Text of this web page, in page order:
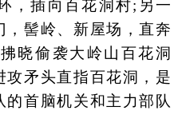
，插向百花洞村;另一
，髻岭、新屋场，直奔
晓偷袭大岭山百花洞
矛头直指百花洞，是
首脑机关和主力部队